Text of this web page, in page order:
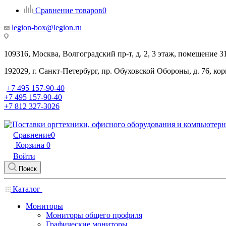
Сравнение товаров0
legion-box@legion.ru
109316, Москва, Волгоградский пр-т, д. 2, 3 этаж, помещение
192029, г. Санкт-Петербург, пр. Обуховской Обороны, д. 76,
+7 495 157-90-40
+7 495 157-90-40
+7 812 327-3026
Сравнение0
Корзина 0
Войти
Поиск
Каталог
Мониторы
Мониторы общего профиля
Графические мониторы